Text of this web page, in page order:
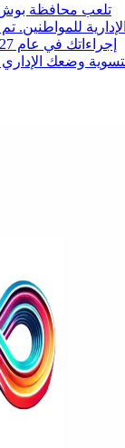
تلعب محافظة بوش
وضعك